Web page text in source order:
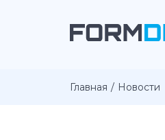
Главная Новости